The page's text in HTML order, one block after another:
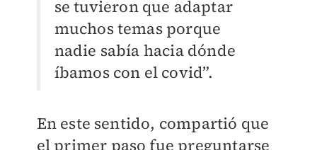
se tuvieron que adaptar
muchos temas porque
nadie sabía hacia dónde
íbamos con el covid”.
En este sentido, compartió que
el primer paso fue preguntarse